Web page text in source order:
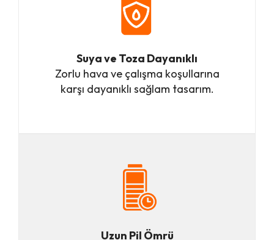
Uzun Pil Ömrü
Suya ve Toza Dayanıklı
Zorlu hava ve çalışma koşullarına
karşı dayanıklı sağlam tasarım.